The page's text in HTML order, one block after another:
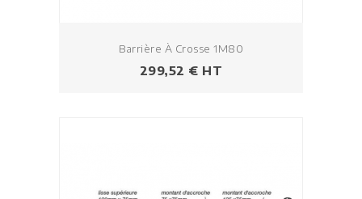
Barrière À Crosse 1M80
Prix
299,52 € HT